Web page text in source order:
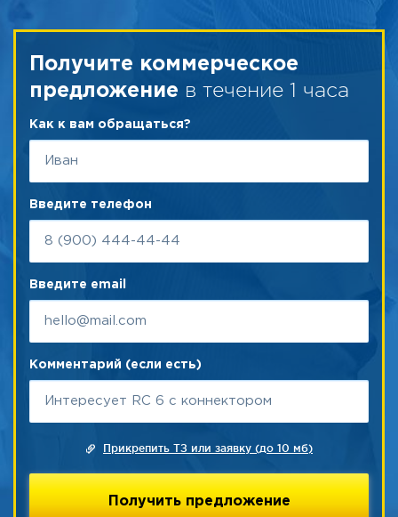
Получите коммерческое
предложение в течение 1 часа
Как к вам обращаться?
Введите телефон
Введите email
Комментарий (если есть)
Прикрепить ТЗ или заявку (до 10 мб)